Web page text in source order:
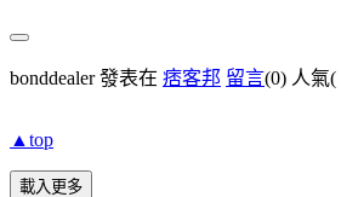
bonddealer 發表在 痞客邦 留言(0) 人氣(
▲top
載入更多